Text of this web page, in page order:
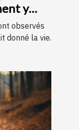
y
observés
donné la vie.